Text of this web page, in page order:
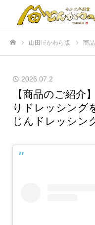
山田屋かわら版 商
2026.07.2
【商品のご紹介
りドレッシング
じんドレッシン